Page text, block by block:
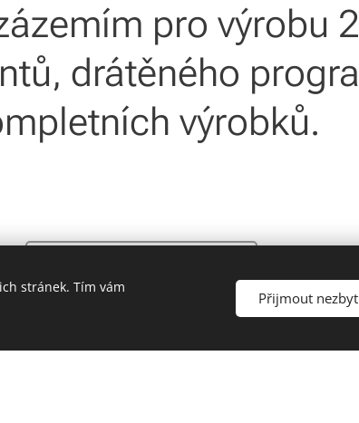
pro výrobu
drátěného
výrobků.
stránek. Tím vám
Přijmout